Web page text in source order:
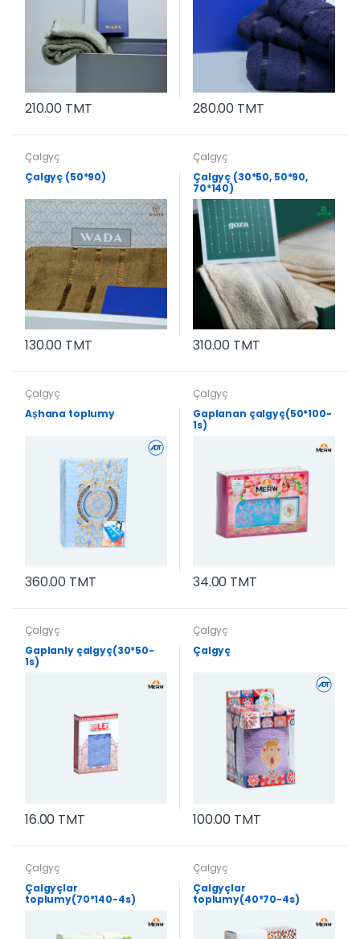
210.00 TMT 280.00 TMT
Çalgyç
Çalgyç (50*90)
130.00 TMT
Çalgyç
Çalgyç (30*50, 50*90,
70*140)
310.00 TMT
Çalgyç
Aşhana toplumy
360.00 TMT
Çalgyç
Gaplanan çalgyç(50*100-
1s)
34.00 TMT
Çalgyç
Gaplanly çalgyç(30*50-
1s)
16.00 TMT
Çalgyç
Çalgyç
100.00 TMT
Çalgyç
Çalgyçlar
toplumy(70*140-4s)
Çalgyç
Çalgyçlar
toplumy(40*70-4s)